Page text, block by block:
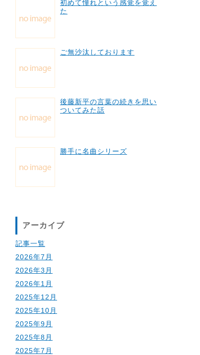
初めて憧れという感覚を覚え
た
ご無沙汰しております
後藤新平の言葉の続きを思い
ついてみた話
勝手に名曲シリーズ
アーカイブ
記事一覧
2026年7月
2026年3月
2026年1月
2025年12月
2025年10月
2025年9月
2025年8月
2025年7月